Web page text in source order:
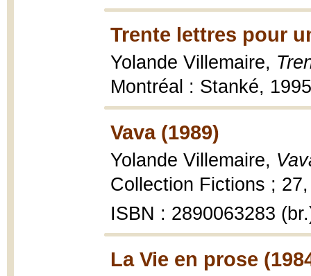
Trente lettres pour
Yolande Villemaire,
Montréal : Stanké, 1995
Vava (1989)
Yolande Villemaire,
Collection Fictions ;
ISBN : 2890063283
La Vie en prose